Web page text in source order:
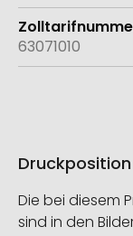
63071010
Druckposition
Die bei diesem
sind in den